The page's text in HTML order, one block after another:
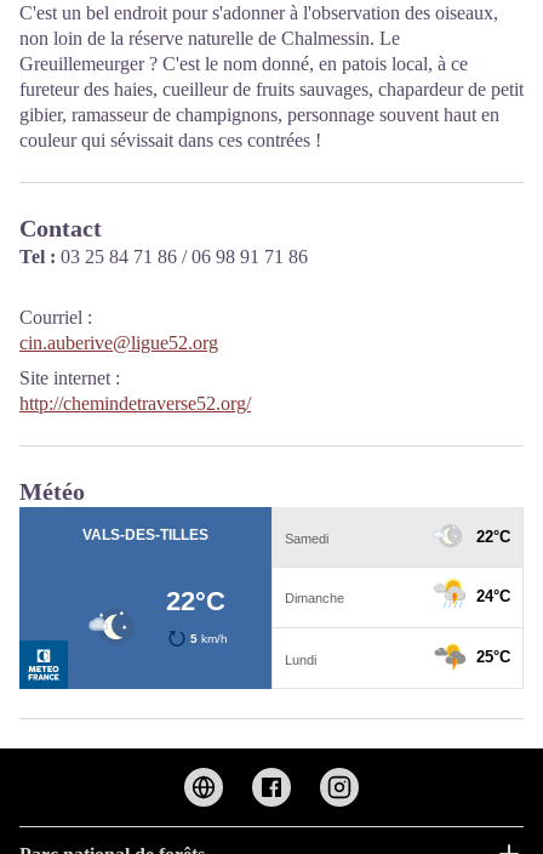
C'est un bel endroit pour s'adonner à l'observation des oiseaux,
non loin de la réserve naturelle de Chalmessin. Le
Greuillemeurger ? C'est le nom donné, en patois local, à ce
fureteur des haies, cueilleur de fruits sauvages, chapardeur de petit
gibier, ramasseur de champignons, personnage souvent haut en
couleur qui sévissait dans ces contrées !
Contact
Tel : 03 25 84 71 86 / 06 98 91 71 86
Courriel :
cin.auberive@ligue52.org
Site internet :
http://chemindetraverse52.org/
Météo